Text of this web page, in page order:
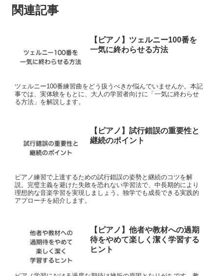
関連記事
【ピアノ】ツェルニー100番を
一気に終わらせる方法
ツェルニー100番練習曲をどう扱うべきか悩んでいませんか。本記
事では、実体験をもとに、大人の学習者向けに「一気に終わらせ
る方法」を解説します。
【ピアノ】試行錯誤の重要性と
継続のポイント
ピアノ練習で上達するための試行錯誤の姿勢と継続のコツを解
説。完璧主義を避けた失敗を恐れない学習法で、中長期的により
理想的な音楽学習を実現しましょう。独学でも成長できる実践的
アプローチを紹介します。
【ピアノ】他者や教材への過期
待をやめて楽しく潔く学習する
ヒント